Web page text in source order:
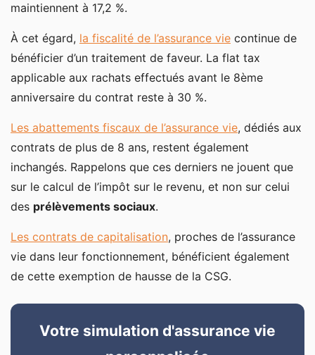
maintiennent à 17,2 %.
À cet égard, la fiscalité de l’assurance vie continue de
bénéficier d’un traitement de faveur. La flat tax
applicable aux rachats effectués avant le 8ème
anniversaire du contrat reste à 30 %.
Les abattements fiscaux de l’assurance vie, dédiés aux
contrats de plus de 8 ans, restent également
inchangés. Rappelons que ces derniers ne jouent que
sur le calcul de l’impôt sur le revenu, et non sur celui
des prélèvements sociaux.
Les contrats de capitalisation, proches de l’assurance
vie dans leur fonctionnement, bénéficient également
de cette exemption de hausse de la CSG.
Votre simulation d'assurance vie